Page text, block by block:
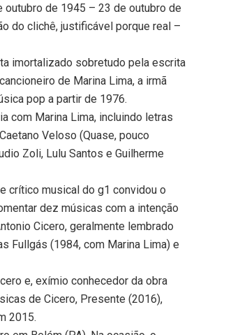
outubro de 1945 – 23 de outubro de
do clichê, justificável porque real –
imortalizado sobretudo pela escrita
de Marina Lima, a irmã
pop a partir de 1976.
com Marina Lima, incluindo letras
Veloso (Quase, pouco
Zoli, Lulu Santos e Guilherme
crítico musical do g1 convidou o
dez músicas com a intenção
Cicero, geralmente lembrado
Fullgás (1984, com Marina Lima) e
e, exímio conhecedor da obra
de Cicero, Presente (2016),
2015.